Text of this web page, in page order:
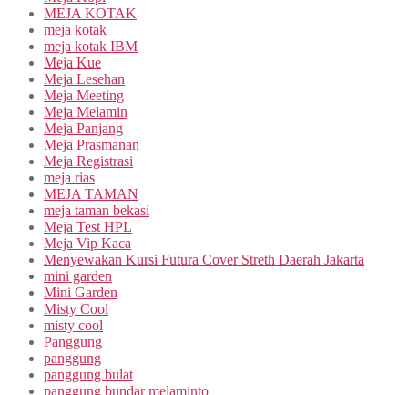
MEJA KOTAK
meja kotak
meja kotak IBM
Meja Kue
Meja Lesehan
Meja Meeting
Meja Melamin
Meja Panjang
Meja Prasmanan
Meja Registrasi
meja rias
MEJA TAMAN
meja taman bekasi
Meja Test HPL
Meja Vip Kaca
Menyewakan Kursi Futura Cover Streth Daerah Jakarta
mini garden
Mini Garden
Misty Cool
misty cool
Panggung
panggung
panggung bulat
panggung bundar melaminto